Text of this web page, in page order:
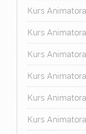
Kurs
Kurs
Kurs
Kurs
Kurs
Kurs